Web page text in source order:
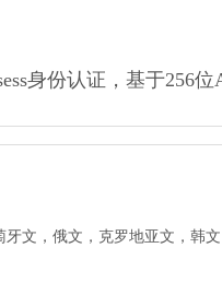
身份认证，基于256位
文，俄文，克罗地亚文，韩文